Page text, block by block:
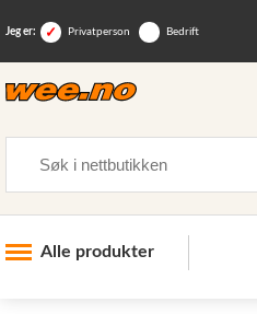
Jeg er: Privatperson Bedrift
Alle produkter